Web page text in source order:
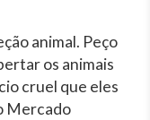
animal. Peço
os animais
cruel que eles
Mercado